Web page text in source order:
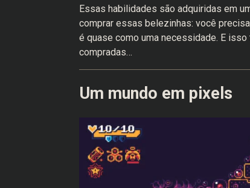
Essas habilidades são adquiridas em
comprar essas belezinhas: você
é quase como uma necessidade. E
compradas…
Um mundo em pixels